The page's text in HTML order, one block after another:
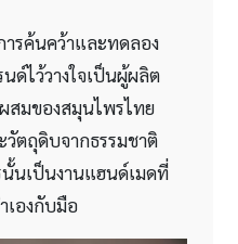
ารค้นคว้าและทดลอง
ด์ไว้วางใจเป็นผู้ผลิต
มของสมุนไพรไทย
ตถุดิบจากธรรมชาติ
นเป็นงานแฮนด์เมดที่
เองกับมือ